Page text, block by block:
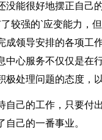
没能很好地摆正自己
较强的`应变能力，
成领导安排的各项工
中心服务不仅仅是在
极处理问题的态度，
自己的工作，只要付
己的一番事业。